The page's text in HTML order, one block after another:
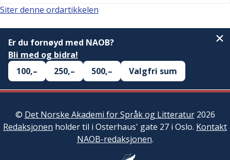
Siter denne ordartikkelen
Er du fornøyd med NAOB?
Bli med og bidra!
100,–
250,– 500,– Valgfri sum
© Det Norske Akademi for Språk og Litteratur2026
Redaksjonen holder til i Osterhaus' gate 27 i Oslo. Kontakt
NAOB-redaksjonen.